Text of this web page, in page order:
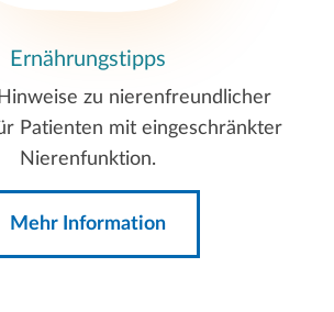
Ernährungstipps
zu nierenfreundlicher
Patienten mit eingeschränkter
Nierenfunktion.
Mehr Information